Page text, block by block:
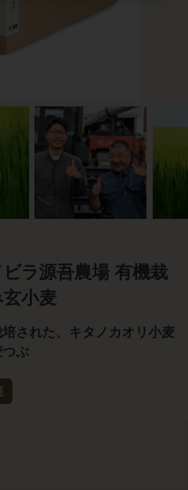
ラ源吾農場 有機栽
小麦
された、キタノカオリ小麦
つぶ